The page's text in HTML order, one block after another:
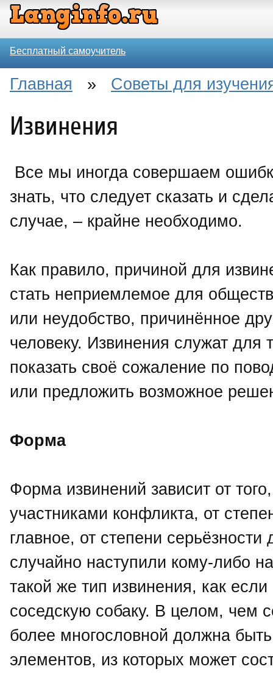
Бесплатный самоучитель
Главная » Советы для
Извинения
Все мы иногда совершаем
знать, что следует сказать и
случае, – крайне необходимо.
Как правило, причиной для
стать неприемлемое для
или неудобство, причинённое
человеку. Извинения служат для
показать своё сожаление по
или предложить возможное
Форма
Форма извинений зависит от
участниками конфликта, от
главное, от степени
случайно наступили кому-либо
такой же тип извинения, как
соседскую собаку. В целом, чем
более многословной должна
элементов, из которых может